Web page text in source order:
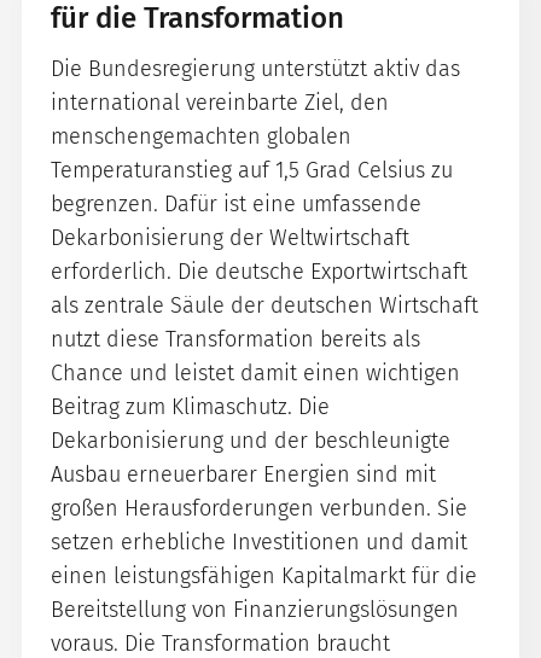
für die Transformation
Die Bundesregierung unterstützt aktiv das
international vereinbarte Ziel, den
menschengemachten globalen
Temperaturanstieg auf 1,5 Grad Celsius zu
begrenzen. Dafür ist eine umfassende
Dekarbonisierung der Weltwirtschaft
erforderlich. Die deutsche Exportwirtschaft
als zentrale Säule der deutschen Wirtschaft
nutzt diese Transformation bereits als
Chance und leistet damit einen wichtigen
Beitrag zum Klimaschutz. Die
Dekarbonisierung und der beschleunigte
Ausbau erneuerbarer Energien sind mit
großen Herausforderungen verbunden. Sie
setzen erhebliche Investitionen und damit
einen leistungsfähigen Kapitalmarkt für die
Bereitstellung von Finanzierungslösungen
voraus. Die Transformation braucht